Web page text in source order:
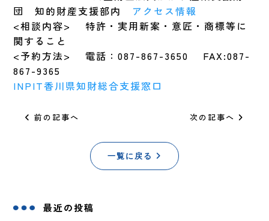
団 知的財産支援部内 アクセス情報
<相談内容> 特許・実用新案・意匠・商標等に
関すること
<予約方法> 電話：087-867-3650 FAX:087-
867-9365
INPIT香川県知財総合支援窓口
前の記事へ 次の記事へ
一覧に戻る
最近の投稿